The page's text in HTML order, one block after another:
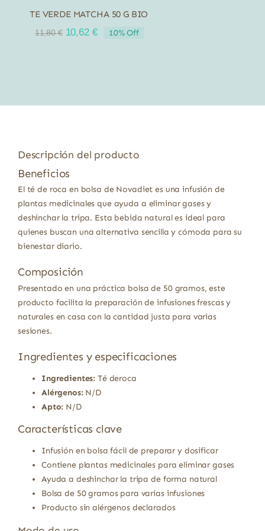
TE VERDE MATCHA 50 G BIO
11,80€ El
10,62 €El
10% Off
Descripción del producto
Beneficios
El té de roca en bolsa de Novadiet es una infusión de
plantas medicinales que ayuda a eliminar gases y
deshinchar la tripa. Esta bebida natural es ideal para
quienes buscan una alternativa sencilla y cómoda para su
bienestar diario.
Composición
Presentado en una práctica bolsa de 50 gramos, este
producto facilita la preparación de infusiones frescas y
naturales en casa con la cantidad justa para varias
sesiones.
Ingredientes y especificaciones
Ingredientes: Té deroca
Alérgenos:N/D
Apto: N/D
Características clave
Infusión en bolsa fácil de preparar y dosificar
Contiene plantas medicinales para eliminar gases
Ayuda a deshinchar la tripa de forma natural
Bolsa de 50 gramos para varias infusiones
Producto sin alérgenos declarados